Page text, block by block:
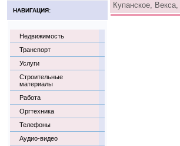
НАВИГАЦИЯ:
Недвижимость
Транспорт
Услуги
Строительные
материалы
Работа
Оргтехника
Телефоны
Аудио-видео
Купанское,